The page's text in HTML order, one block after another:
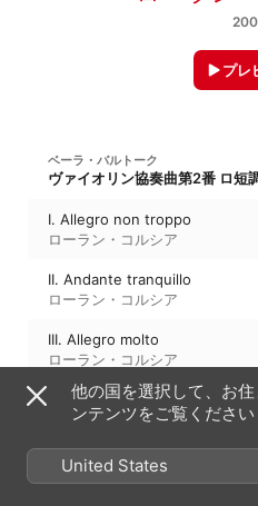
プレ
ベーラ・バルトーク
I. Allegro non troppo
ローラン・コルシア
II. Andante tranquillo
ローラン・コルシア
III. Allegro molto
ローラン・コルシア
ベーラ・バルトーク
I. Verbunkos (Recruiting Dance)
他の国を選択して、お
ンテンツをご覧ください
United States